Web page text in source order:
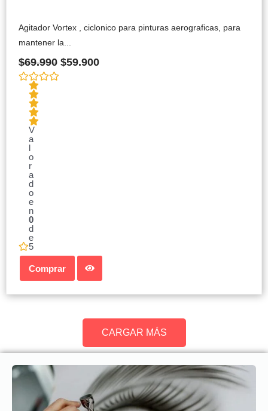
Agitador Vortex , ciclonico para pinturas aerograficas, para
mantener la...
$69.990 $59.900
V
a
o
r
a
d
o
e
n
0
d
e
5
Comprar
CARGAR MÁS